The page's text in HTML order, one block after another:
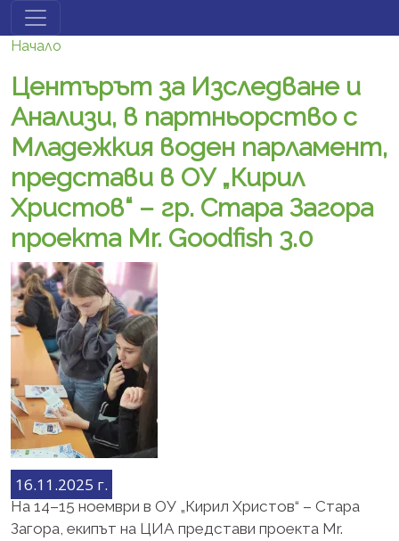
Премини към основното съдържание
Начало
Центърът за Изследване и
Анализи, в партньорство с
Младежкия воден парламент,
представи в ОУ „Кирил
Христов“ – гр. Стара Загора
проекта Mr. Goodfish 3.0
16.11.2025 г.
На 14–15 ноември в ОУ „Кирил Христов“ – Стара
Загора, екипът на ЦИА представи проекта Mr.